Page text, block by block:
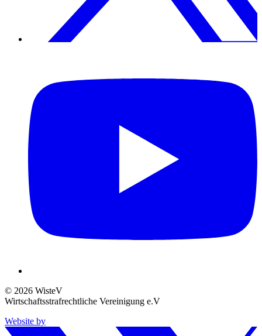
© 2026 WisteV
Wirtschaftsstrafrechtliche Vereinigung e.V
Website by